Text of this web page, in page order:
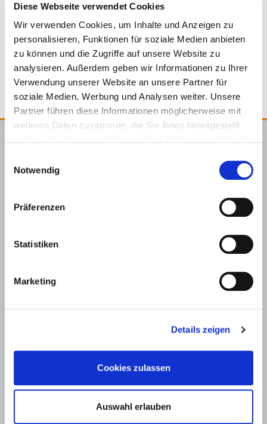
Diese Webseite verwendet Cookies
Wir verwenden Cookies, um Inhalte und Anzeigen zu
personalisieren, Funktionen für soziale Medien anbieten
zu können und die Zugriffe auf unsere Website zu
analysieren. Außerdem geben wir Informationen zu Ihrer
Verwendung unserer Website an unsere Partner für
soziale Medien, Werbung und Analysen weiter. Unsere
Partner führen diese Informationen möglicherweise mit
weiteren Daten zusammen, die Sie ihnen bereitgestellt
Notwendig
Präferenzen
Statistiken
Marketing
Details zeigen
Cookies zulassen
Auswahl erlauben
954212 85 x 1.000 mm Polymer
4251314734518
Unter
58099
info@eurotec.team
Deck construction and
Service
Deck software
ECS calculation program